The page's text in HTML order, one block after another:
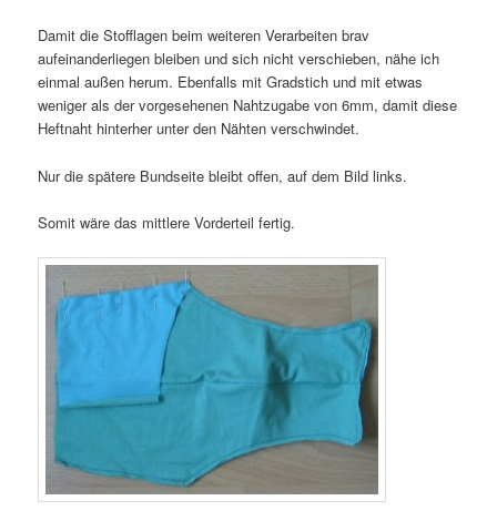
Damit die Stofflagen beim weiteren Verarbeiten brav
aufeinanderliegen bleiben und sich nicht verschieben, nähe ich
einmal außen herum. Ebenfalls mit Gradstich und mit etwas
weniger als der vorgesehenen Nahtzugabe von 6mm, damit diese
Heftnaht hinterher unter den Nähten verschwindet.
Nur die spätere Bundseite bleibt offen, auf dem Bild links.
Somit wäre das mittlere Vorderteil fertig.